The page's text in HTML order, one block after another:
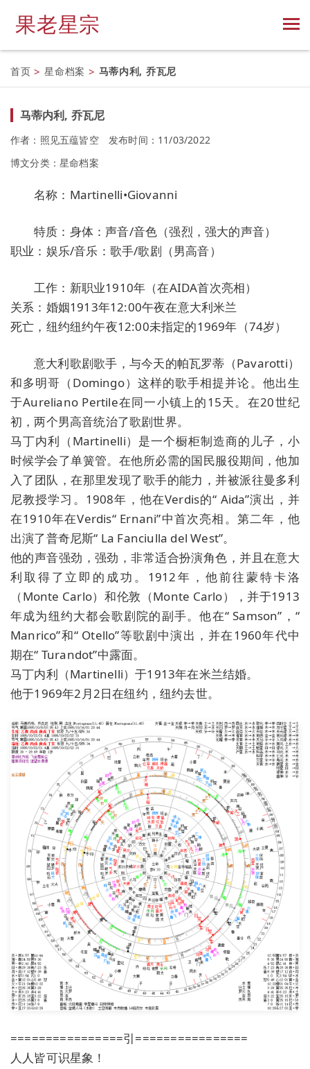
果老星宗
首页 > 星命档案 > 马蒂内利, 乔瓦尼
马蒂内利, 乔瓦尼
作者：照见五蕴皆空
发布时间：11/03/2022
博文分类： 星命档案
名称：Martinelli•Giovanni
特质：身体：声音/音色（强烈，强大的声音）
职业：娱乐/音乐：歌手/歌剧（男高音）
工作：新职业1910年（在AIDA首次亮相）
关系：婚姻1913年12:00午夜在意大利米兰
死亡，纽约纽约午夜12:00未指定的1969年（74岁）
意大利歌剧歌手，与今天的帕瓦罗蒂（Pavarotti）
和多明哥（Domingo）这样的歌手相提并论。他出生
于Aureliano Pertile在同一小镇上的15天。在20世纪
初，两个男高音统治了歌剧世界。
马丁内利（Martinelli）是一个橱柜制造商的儿子，小
时候学会了单簧管。在他所必需的国民服役期间，他加
入了团队，在那里发现了歌手的能力，并被派往曼多利
尼教授学习。1908年，他在Verdis的“ Aida”演出，并
在1910年在Verdis“ Ernani”中首次亮相。第二年，他
出演了普奇尼斯“ La Fanciulla del West”。
他的声音强劲，强劲，非常适合扮演角色，并且在意大
利取得了立即的成功。1912年，他前往蒙特卡洛
（Monte Carlo）和伦敦（Monte Carlo），并于1913
年成为纽约大都会歌剧院的副手。他在“ Samson”，“
Manrico”和“ Otello”等歌剧中演出，并在1960年代中
期在“ Turandot”中露面。
马丁内利（Martinelli）于1913年在米兰结婚。
他于1969年2月2日在纽约，纽约去世。
================引================
人人皆可识星象！